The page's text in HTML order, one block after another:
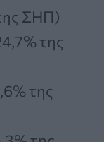
ΣΗΠ)
της
της